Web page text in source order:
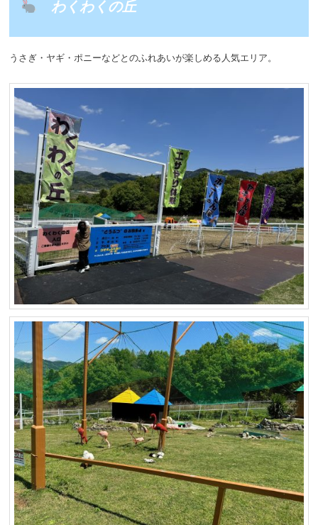
わくわくの丘
うさぎ・ヤギ・ポニーなどとのふれあいが楽しめる人気エリア。